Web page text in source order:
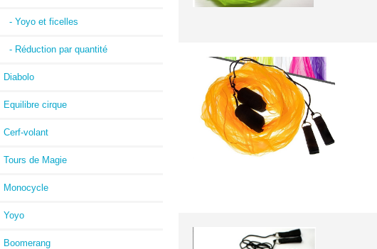
- Yoyo et ficelles
- Réduction par quantité
Diabolo
Equilibre cirque
Cerf-volant
Tours de Magie
Monocycle
Yoyo
Boomerang